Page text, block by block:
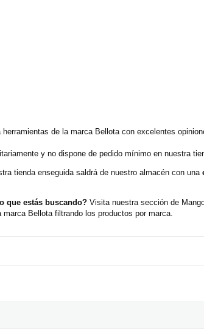
de la marca Bellota con excelentes
y no dispone de pedido mínimo en nuestra
tienda enseguida saldrá de nuestro almacén con una
que estás buscando? Visita nuestra sección de
Bellota filtrando los productos por marca.